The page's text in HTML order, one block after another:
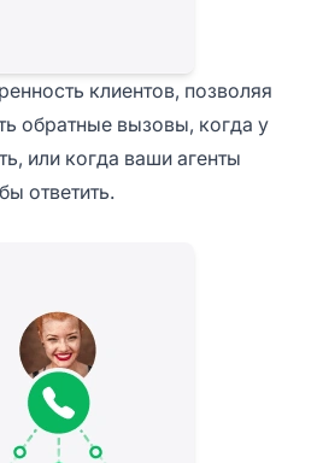
клиентов, позволяя
обратные вызовы, когда у
или когда ваши агенты
ответить.